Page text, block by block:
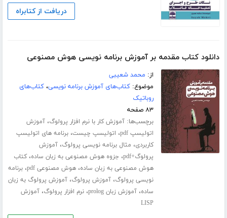
دریافت از کتابراه
دانلود کتاب مقدمه بر آموزش برنامه نویسی هوش مصنوعی
از: محمد شعیبی
موضوع:کتاب‌های آموزش برنامه نویسی،کتاب‌های
روباتیک
۸۳ صفحه
برچسب‌ها:آموزش کار با نرم افزار پرولوگ،آموزش
اتولیسپ pdf
، اتولیسپ چیست،برنامه های اتولیسپ
کاربردی، مثال برنامه نویسی پرولوگ،آموزش
پرولوگ+pdf
، جزوه هوش مصنوعی به زبان ساده،کتاب
هوش مصنوعی به زبان ساده،هوش مصنوعی pdf ،برنامه
نویسی پرولوگ،آموزش پرولوگ،آموزش پرولوگ به زبان
ساده،آموزش زبان prolog ،نرم افزار پرولوگ،آموزش
LISP